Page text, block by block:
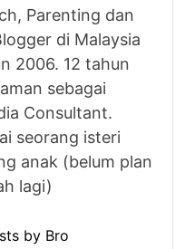
Parenting dan
di Malaysia
2006. 12 tahun
sebagai
Consultant.
seorang isteri
anak (belum plan
lagi)
by Bro